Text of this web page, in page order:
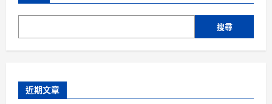
搜尋
近期文章